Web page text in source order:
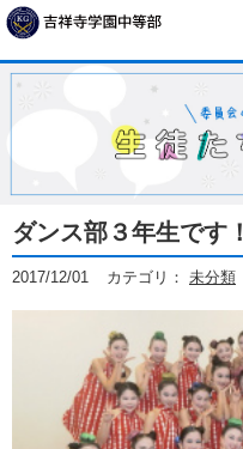
ダンス部３年生です！
2017/12/01 カテゴリ： 未分類